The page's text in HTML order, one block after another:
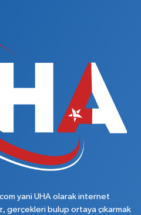
yani UHA olarak internet
gerçekleri bulup ortaya çıkarmak